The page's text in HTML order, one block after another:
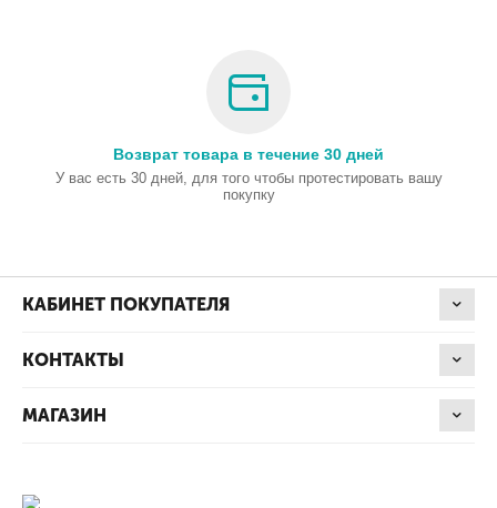
Возврат товара в течение 30 дней
У вас есть 30 дней, для того чтобы протестировать вашу
покупку
КАБИНЕТ ПОКУПАТЕЛЯ
КОНТАКТЫ
МАГАЗИН